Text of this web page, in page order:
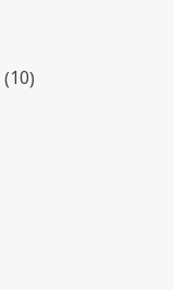
10товаров